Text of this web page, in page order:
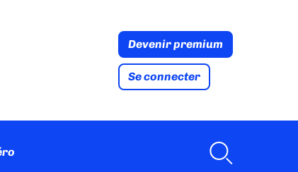
Devenir premium
Se connecter